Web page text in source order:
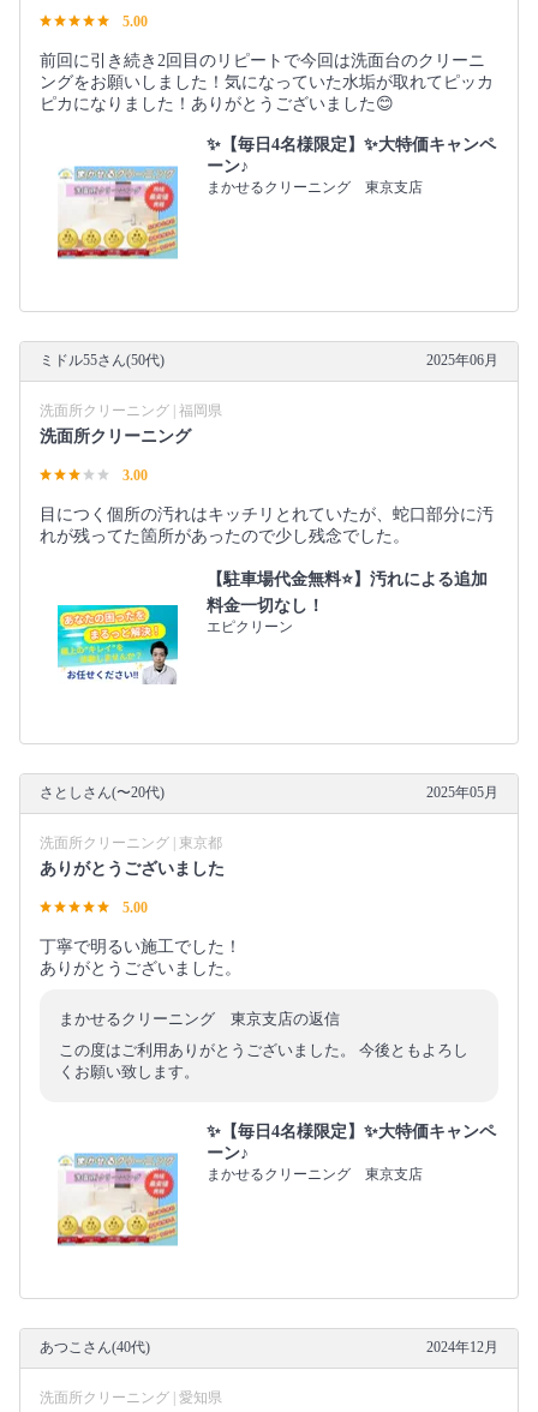
5.00
前回に引き続き2回目のリピートで今回は洗面台のクリーニ
ングをお願いしました！気になっていた水垢が取れてピッカ
ピカになりました！ありがとうございました😊
✨【毎日4名様限定】✨大特価キャンペ
ーン♪
まかせるクリーニング 東京支店
ミドル55さん(50代) 2025年06月
洗面所クリーニング | 福岡県
洗面所クリーニング
3.00
目につく個所の汚れはキッチリとれていたが、蛇口部分に汚
れが残ってた箇所があったので少し残念でした。
【駐車場代金無料⭐️】汚れによる追加
料金一切なし！
エピクリーン
さとしさん(〜20代) 2025年05月
洗面所クリーニング | 東京都
ありがとうございました
5.00
丁寧で明るい施工でした！
ありがとうございました。
まかせるクリーニング 東京支店の返信
この度はご利用ありがとうございました。 今後ともよろし
くお願い致します。
✨【毎日4名様限定】✨大特価キャンペ
ーン♪
まかせるクリーニング 東京支店
あつこさん(40代) 2024年12月
洗面所クリーニング | 愛知県